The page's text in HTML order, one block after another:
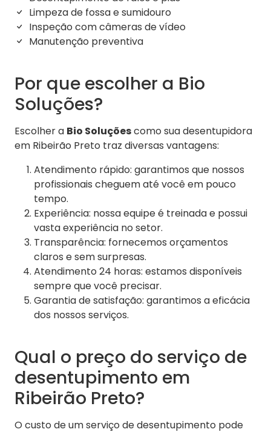
Limpeza de fossa e sumidouro
Inspeção com câmeras de vídeo
Manutenção preventiva
Por que escolher a Bio
Soluções?
Escolher a Bio Soluçõescomo sua desentupidora
em Ribeirão Preto traz diversas vantagens:
Atendimento rápido: garantimos que nossos
profissionais cheguem até você em pouco
tempo.
Experiência: nossa equipe é treinada e possui
vasta experiência no setor.
Transparência: fornecemos orçamentos
claros e sem surpresas.
Atendimento 24 horas: estamos disponíveis
sempre que você precisar.
Garantia de satisfação: garantimos a eficácia
dos nossos serviços.
Qual o preço do serviço de
desentupimento em
Ribeirão Preto?
O custo de um serviço de desentupimento pode